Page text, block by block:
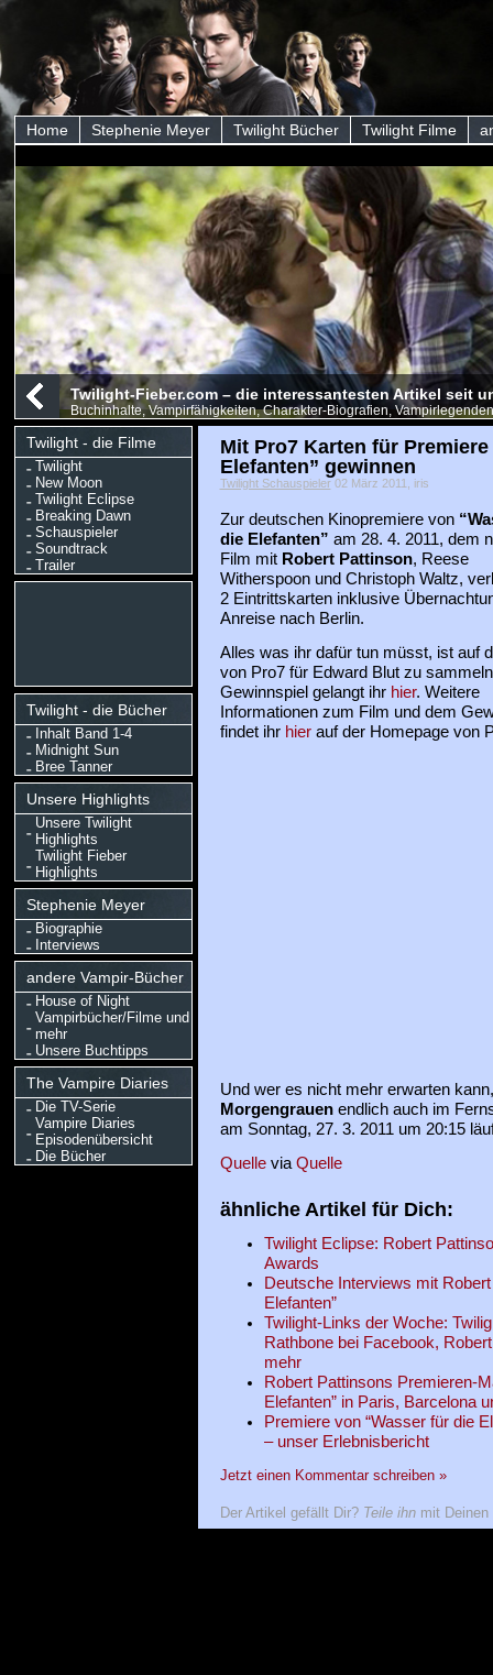
Home Stephenie Meyer Twilight Bücher Twilight Filme
Twilight-Fieber.com – die interessantesten Artikel seit
Buchinhalte, Vampirfähigkeiten, Charakter-Biografien,
Twilight - die Filme
Twilight
New Moon
Twilight Eclipse
Breaking Dawn
Schauspieler
Soundtrack
Trailer
Twilight - die Bücher
Inhalt Band 1-4
Midnight Sun
Bree Tanner
Unsere Highlights
Unsere Twilight
Highlights
Twilight Fieber
Highlights
Stephenie Meyer
Biographie
Interviews
andere Vampir-Bücher
House of Night
Vampirbücher/Filme und
mehr
Unsere Buchtipps
The Vampire Diaries
Die TV-Serie
Vampire Diaries
Episodenübersicht
Die Bücher
Mit Pro7 Karten für
Elefanten” gewinnen
Twilight Schauspieler02 März 2011, iris
Zur deutschen Kinopremiere von
die Elefanten” am 28. 4. 2011, dem
Film mit Robert Pattinson, Reese
Witherspoon und Christoph Waltz,
2 Eintrittskarten inklusive
Anreise nach Berlin.
Alles was ihr dafür tun müsst, ist auf
von Pro7 für Edward Blut zu
Gewinnspiel gelangt ihr hier. Weitere
Informationen zum Film und dem
findet ihr hierauf der Homepage von
Und wer es nicht mehr erwarten
Morgengrauenendlich auch im
am Sonntag, 27. 3. 2011 um 20:15
QuelleviaQuelle
ähnliche Artikel für Dich:
Twilight Eclipse: Robert
Awards
Deutsche Interviews mit
Elefanten”
Twilight-Links der Woche:
Rathbone bei Facebook,
mehr
Robert Pattinsons Premieren-
Elefanten” in Paris, Barcelona
Premiere von “Wasser für die
– unser Erlebnisbericht
Jetzt einen Kommentar schreiben »
Der Artikel gefällt Dir? Teile ihnmit Deinen